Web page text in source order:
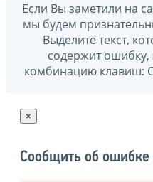
Если Вы заметили на
мы будем
Выделите текст,
содержит ошибку,
комбинацию клавиш:
×
Сообщить об ошибке